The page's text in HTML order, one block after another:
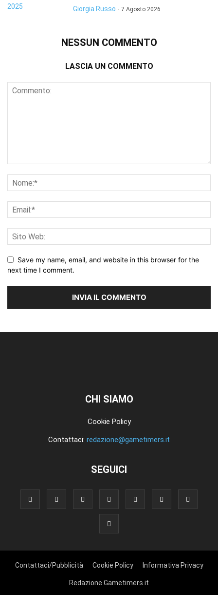
Giorgia Russo - 7 Agosto 2026
NESSUN COMMENTO
LASCIA UN COMMENTO
Save my name, email, and website in this browser for the
next time I comment.
CHI SIAMO
Cookie Policy
Contattaci: redazione@gametimers.it
SEGUICI
Contattaci/Pubblicità Cookie Policy Informativa Privacy
Redazione Gametimers.it